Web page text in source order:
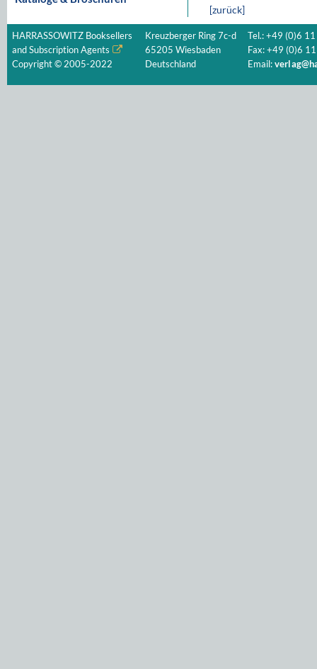
[zurück]
HARRASSOWITZ Booksellers
and Subscription Agents
Copyright © 2005-2022
Kreuzberger Ring 7c-d
65205 Wiesbaden
Deutschland
Tel.: +49 (0)6
Fax: +49 (0)6
Email: